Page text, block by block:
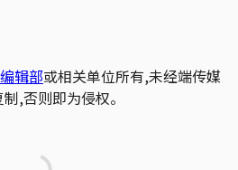
辑部或相关单位所有,未经端传媒
,否则即为侵权。